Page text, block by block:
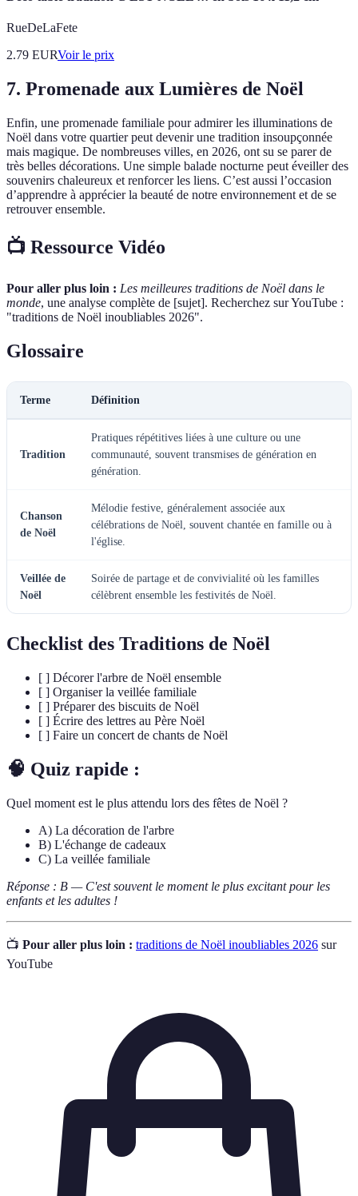
RueDeLaFete
2.79 EURVoir le prix
7. Promenade aux Lumières de Noël
Enfin, une promenade familiale pour admirer les illuminations de
Noël dans votre quartier peut devenir une tradition insoupçonnée
mais magique. De nombreuses villes, en 2026, ont su se parer de
très belles décorations. Une simple balade nocturne peut éveiller des
souvenirs chaleureux et renforcer les liens. C’est aussi l’occasion
d’apprendre à apprécier la beauté de notre environnement et de se
retrouver ensemble.
📺 Ressource Vidéo
Pour aller plus loin : Les meilleures traditions de Noël dans le
monde, une analyse complète de [sujet]. Recherchez sur YouTube :
"traditions de Noël inoubliables 2026".
Glossaire
Terme Définition
Tradition
Pratiques répétitives liées à une culture ou une
communauté, souvent transmises de génération en
génération.
Chanson
de Noël
Mélodie festive, généralement associée aux
célébrations de Noël, souvent chantée en famille ou à
l'église.
Veillée de
Noël
Soirée de partage et de convivialité où les familles
célèbrent ensemble les festivités de Noël.
Checklist des Traditions de Noël
[ ] Décorer l'arbre de Noël ensemble
[ ] Organiser la veillée familiale
[ ] Préparer des biscuits de Noël
[ ] Écrire des lettres au Père Noël
[ ] Faire un concert de chants de Noël
🧠 Quiz rapide :
Quel moment est le plus attendu lors des fêtes de Noël ?
A) La décoration de l'arbre
B) L'échange de cadeaux
C) La veillée familiale
Réponse : B — C'est souvent le moment le plus excitant pour les
enfants et les adultes !
📺 Pour aller plus loin : traditions de Noël inoubliables 2026 sur
YouTube